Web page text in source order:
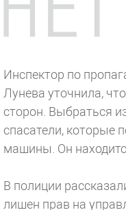
Инспектор по
Лунева уточнила,
сторон. Выбраться
спасатели, которые
машины. Он
В полиции
лишен прав на